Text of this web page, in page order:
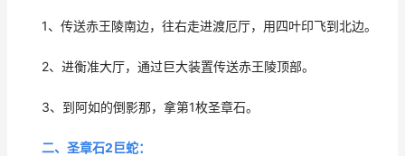
1、传送赤王陵南边，往右走进渡厄厅，用四叶印飞到北边。
2、进衡准大厅，通过巨大装置传送赤王陵顶部。
3、到阿如的倒影那，拿第1枚圣章石。
二、圣章石2巨蛇：